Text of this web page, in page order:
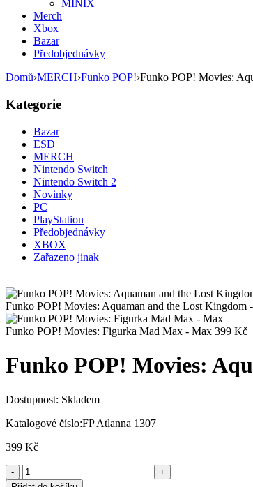
MINIX
Merch
Xbox
Bazar
Předobjednávky
Domů›MERCH›Funko POP!›Funko POP! Movies:
Kategorie
Bazar
ESD
MERCH
Nintendo Switch
Nintendo Switch 2
Novinky
PC
PlayStation
Předobjednávky
XBOX
Zařazeno jinak
Funko POP! Movies: Aquaman and the Lost Kingdom
Funko POP! Movies: Figurka Mad Max - Max 399 Kč
Funko POP! Movies:
Dostupnost: Skladem
Katalogové číslo:FP Atlanna 1307
399 Kč